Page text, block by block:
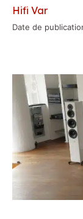
Hifi Var
Date de